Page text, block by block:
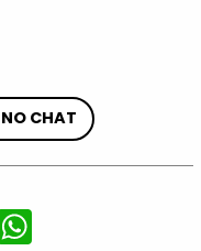
CHAT